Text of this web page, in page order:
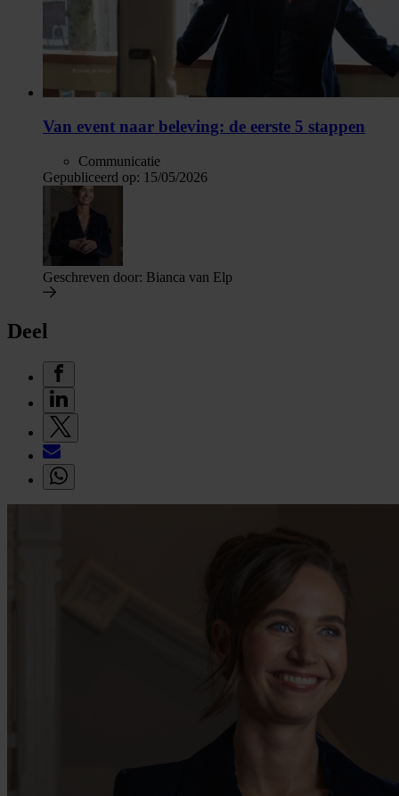
Van event naar beleving: de eerste 5 stappen
Communicatie
Gepubliceerd op: 15/05/2026
Geschreven door: Bianca van Elp
Deel